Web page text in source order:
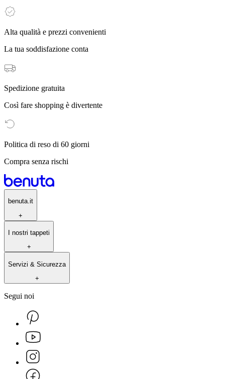
Alta qualità e prezzi convenienti
La tua soddisfazione conta
Spedizione gratuita
Così fare shopping è divertente
Politica di reso di 60 giorni
Compra senza rischi
benuta.it
+
I nostri tappeti
+
Servizi & Sicurezza
+
Segui noi